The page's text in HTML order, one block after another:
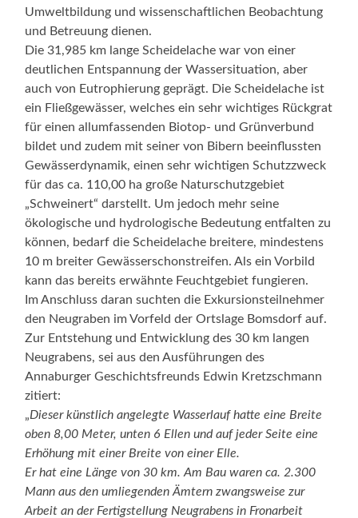
Umweltbildung und wissenschaftlichen Beobachtung
und Betreuung dienen.
Die 31,985 km lange Scheidelache war von einer
deutlichen Entspannung der Wassersituation, aber
auch von Eutrophierung geprägt. Die Scheidelache ist
ein Fließgewässer, welches ein sehr wichtiges Rückgrat
für einen allumfassenden Biotop- und Grünverbund
bildet und zudem mit seiner von Bibern beeinflussten
Gewässerdynamik, einen sehr wichtigen Schutzzweck
für das ca. 110,00 ha große Naturschutzgebiet
„Schweinert“ darstellt. Um jedoch mehr seine
ökologische und hydrologische Bedeutung entfalten zu
können, bedarf die Scheidelache breitere, mindestens
10 m breiter Gewässerschonstreifen. Als ein Vorbild
kann das bereits erwähnte Feuchtgebiet fungieren.
Im Anschluss daran suchten die Exkursionsteilnehmer
den Neugraben im Vorfeld der Ortslage Bomsdorf auf.
Zur Entstehung und Entwicklung des 30 km langen
Neugrabens, sei aus den Ausführungen des
Annaburger Geschichtsfreunds Edwin Kretzschmann
zitiert:
„Dieser künstlich angelegte Wasserlauf hatte eine Breite
oben 8,00 Meter, unten 6 Ellen und auf jeder Seite eine
Erhöhung mit einer Breite von einer Elle.
Er hat eine Länge von 30 km. Am Bau waren ca. 2.300
Mann aus den umliegenden Ämtern zwangsweise zur
Arbeit an der Fertigstellung Neugrabens in Fronarbeit